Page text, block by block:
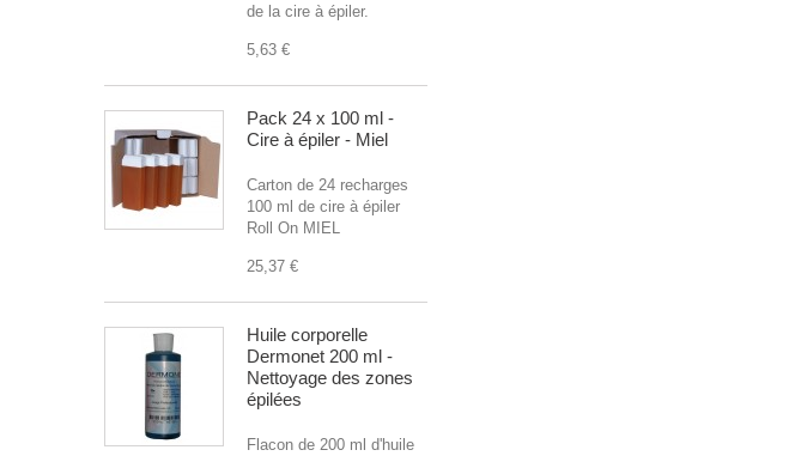
de la cire à épiler.
5,63 €
Pack 24 x 100 ml -
Cire à épiler - Miel
Carton de 24 recharges
100 ml de cire à épiler
Roll On MIEL
25,37 €
Huile corporelle
Dermonet 200 ml -
Nettoyage des zones
épilées
Flacon de 200 ml d'huile